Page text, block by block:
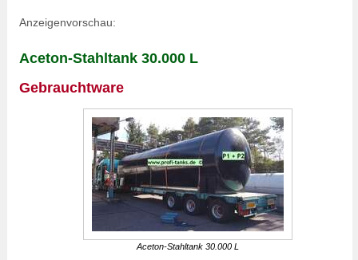
Anzeigenvorschau:
Aceton-Stahltank 30.000 L
Gebrauchtware
Aceton-Stahltank 30.000 L